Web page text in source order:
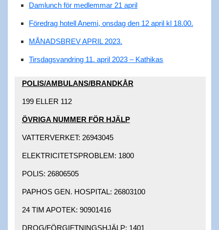
Damlunch för medlemmar 21 april
Föredrag hotell Anemi, onsdag den 12 april kl 18.00.
MÅNADSBREV APRIL 2023.
Tirsdagsvandring 11. april 2023 – Kathikas
POLIS/AMBULANS/BRANDKÅR​
199 ELLER 112​
ÖVRIGA NUMMER FÖR HJÄLP​
VATTERVERKET: 26943045 ​
ELEKTRICITETSPROBLEM: 1800 ​
POLIS: 26806505 ​
PAPHOS GEN. HOSPITAL: 26803100 ​
24 TIM APOTEK: 90901416 ​
DROG/FÖRGIFTNINGSHJÄLP: 1401 ​